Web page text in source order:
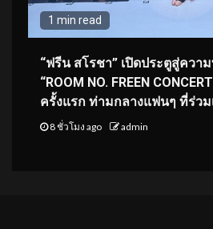
1 min read
“ฟรีน สโรชา” เปิดประตูสู่ควา
“ROOM NO. FREEN
ครั้งแรก ท่ามกลางแฟนๆ ที่ร่ว
8 ชั่วโมง ago admin